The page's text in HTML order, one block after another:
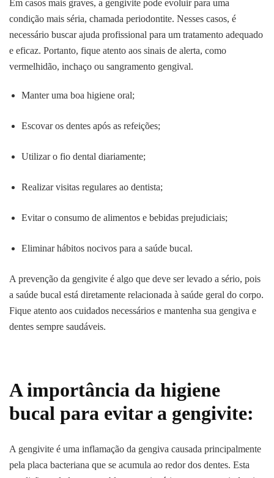
Em casos mais graves, a gengivite pode evoluir para uma
condição mais séria, chamada periodontite. Nesses casos, é
necessário buscar ajuda profissional para um tratamento adequado
e eficaz. Portanto, fique atento aos sinais de alerta, como
vermelhidão, inchaço ou sangramento gengival.
Manter uma boa higiene oral;
Escovar os dentes após as refeições;
Utilizar o fio dental diariamente;
Realizar visitas regulares ao dentista;
Evitar o consumo de alimentos e bebidas prejudiciais;
Eliminar hábitos nocivos para a saúde bucal.
A prevenção da gengivite é algo que deve ser levado a sério, pois
a saúde bucal está diretamente relacionada à saúde geral do corpo.
Fique atento aos cuidados necessários e mantenha sua gengiva e
dentes sempre saudáveis.
A importância da higiene
bucal para evitar a gengivite:
A gengivite é uma inflamação da gengiva causada principalmente
pela placa bacteriana que se acumula ao redor dos dentes. Esta